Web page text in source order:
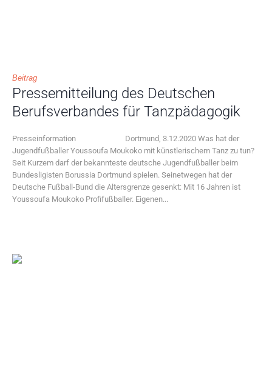
Beitrag
Pressemitteilung des Deutschen
Berufsverbandes für Tanzpädagogik
Presseinformation Dortmund, 3.12.2020 Was hat der
Jugendfußballer Youssoufa Moukoko mit künstlerischem Tanz zu tun?
Seit Kurzem darf der bekannteste deutsche Jugendfußballer beim
Bundesligisten Borussia Dortmund spielen. Seinetwegen hat der
Deutsche Fußball-Bund die Altersgrenze gesenkt: Mit 16 Jahren ist
Youssoufa Moukoko Profifußballer. Eigenen...